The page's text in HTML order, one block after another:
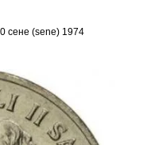
сене (sene) 1974